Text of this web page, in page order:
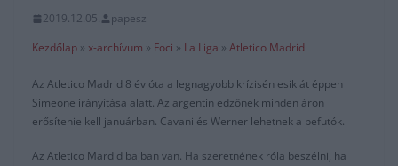
2019.12.05.
papesz
Kezdőlap » x-archívum » Foci » La Liga » Atletico Madrid
Az Atletico Madrid 8 év óta a legnagyobb krízisén esik át éppen
Simeone irányítása alatt. Az argentin edzőnek minden áron
erősítenie kell januárban. Cavani és Werner lehetnek a befutók.
Az Atletico Mardid bajban van. Ha szeretnének róla beszélni, ha